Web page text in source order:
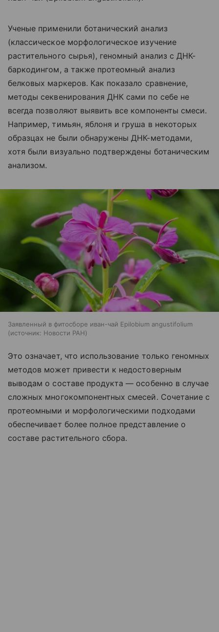
Ученые применили ботанический анализ
(классическое морфологическое изучение
растительного сырья), геномный анализ с ДНК-
баркодингом, а также протеомный анализ
белковых маркеров. Как показало сравнение,
методы секвенирования ДНК сами по себе не
всегда позволяют выявить все компоненты смеси.
Например, тимьян, яблоня и груша в некоторых
образцах не были обнаружены ДНК-методами,
хотя были визуально подтверждены ботаническим
анализом.
Заявленный в фитосборе иван-чай Epilobium angustifolium
источник: Новости РАН
Это означает, что использование только геномных
методов может привести к недостоверным
выводам о составе продукта — особенно в случае
сложных многокомпонентных смесей. Сочетание с
протеомными и морфологическими подходами
обеспечивает более полное представление о
составе растительного сбора.